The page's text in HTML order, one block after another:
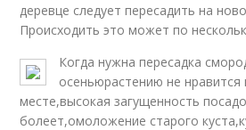
деревце следует пересадить на
Происходить это может по
Когда нужна пересадка
осеньюрастению не
месте,высокая загущенность
болеет,омоложение старого